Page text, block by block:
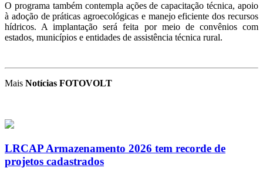
O programa também contempla ações de capacitação técnica, apoio
à adoção de práticas agroecológicas e manejo eficiente dos recursos
hídricos. A implantação será feita por meio de convênios com
estados, municípios e entidades de assistência técnica rural.
Mais Notícias FOTOVOLT
LRCAP Armazenamento 2026 tem recorde de
projetos cadastrados